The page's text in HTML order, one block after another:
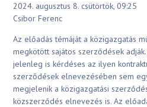
2024. augusztus 8. csütörtök, 09:25
Csibor Ferenc
Az előadás témáját a közigazgatás
megkötött sajátos szerződések
jelenleg is kérdéses az ilyen
szerződések elnevezésében sem
megjelenik a közigazgatási
közszerződés elnevezés is. Az